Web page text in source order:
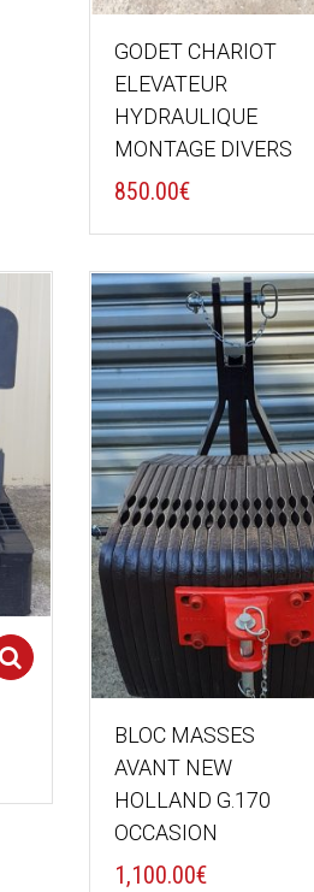
GODET CHARIOT
ELEVATEUR
HYDRAULIQUE
MONTAGE DIVERS
850.00€
Select options
BLOC MASSES
AVANT NEW
HOLLAND G.170
OCCASION
1,100.00€